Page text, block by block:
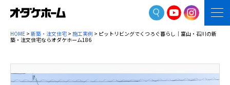
HOME > 新築・注文住宅 > 施工実例 > ピットリビングでくつろぐ暮らし｜富山・石川の新
築・注文住宅ならオダケホーム186